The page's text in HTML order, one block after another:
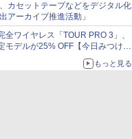
カセットテープなどをデジタル化
アーカイブ推進活動」
全ワイヤレス「TOUR PRO 3」、
モデルが25% OFF【今日みつけた
もっと見る